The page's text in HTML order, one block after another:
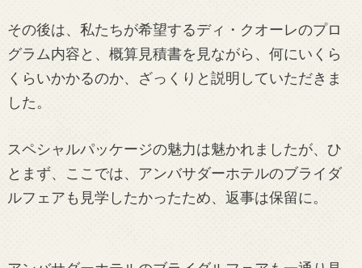
その後は、私たちが希望するディ・クオーレのプロ
グラム内容と、概算見積書を見ながら、何にいくら
くらいかかるのか、ざっくりと説明していただきま
した。
スペシャルパッケージの魅力は魅かれましたが、ひ
とまず、ここでは、アンバサダーホテルのブライダ
ルフェアも見学したかったため、返事は保留に。